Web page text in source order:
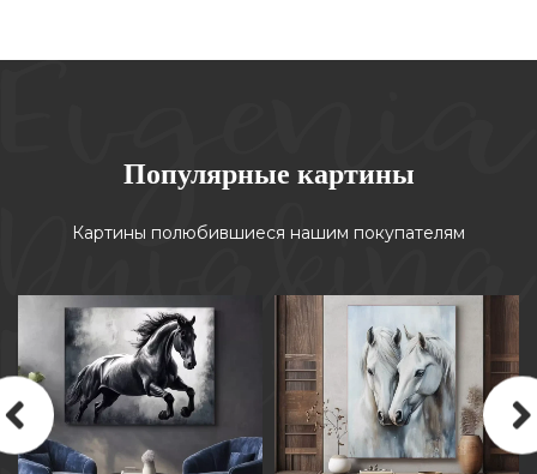
Популярные картины
Картины полюбившиеся нашим покупателям